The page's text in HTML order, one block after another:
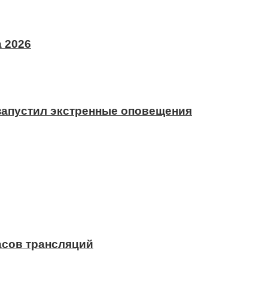
2026
экстренные оповещения
трансляций